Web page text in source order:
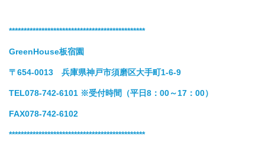
**********************************************
GreenHouse板宿園
〒654-0013 兵庫県神戸市須磨区大手町1-6-9
TEL078-742-6101 ※受付時間（平日8：00～17：00）
FAX078-742-6102
**********************************************